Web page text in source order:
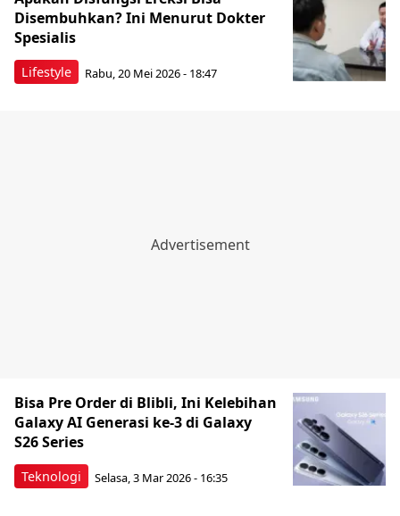
Lifestyle
Disembuhkan? Ini Menurut Dokter
Spesialis
Rabu, 20 Mei 2026 - 18:47
Teknologi
Bisa Pre Order di Blibli, Ini Kelebihan
Galaxy AI Generasi ke-3 di Galaxy
S26 Series
Selasa, 3 Mar 2026 - 16:35